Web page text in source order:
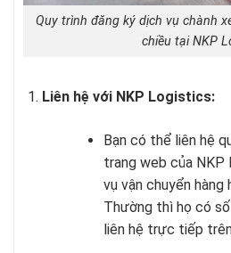
Quy trình đăng ký dịch vụ chành
chiều tại NKP
Liên hệ với NKP Logistics:
Bạn có thể liên hệ
trang web của
vụ vận chuyển hàng
Thường thì họ có
liên hệ trực tiếp